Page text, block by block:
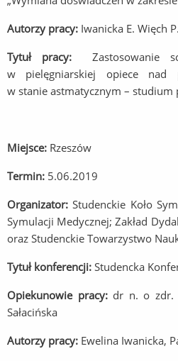
Autorzy pracy: Iwanicka E. Więch P.
Tytuł pracy:Zastosowanie
w pielęgniarskiej opiece nad
w stanie astmatycznym – studium
Miejsce: Rzeszów
Termin: 5.06.2019
Organizator: Studenckie Koło
Symulacji Medycznej; Zakład
oraz Studenckie Towarzystwo
Tytuł konferencji: Studencka
Opiekunowie pracy: dr n. o zdr.
Sałacińska
Autorzy pracy: Ewelina Iwanicka,